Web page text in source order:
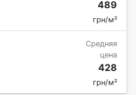
489
грн/м²
Средняя
цена
428
грн/м²